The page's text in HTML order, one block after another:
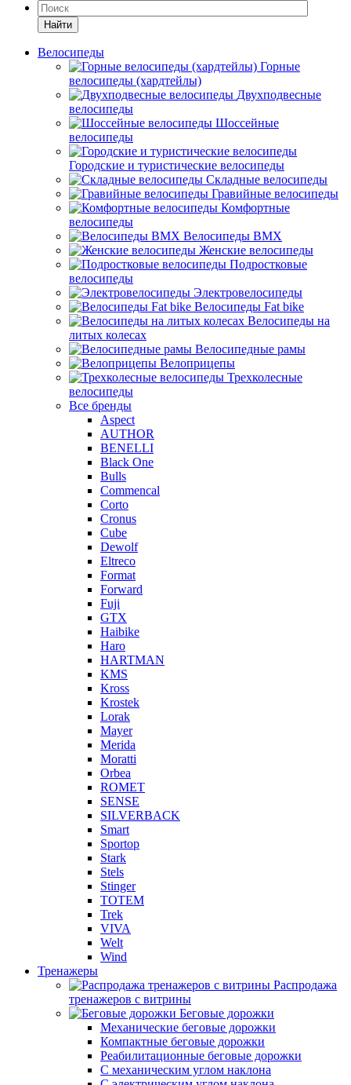
Найти
Велосипеды
Горные
велосипеды (хардтейлы)
Двухподвесные
велосипеды
Шоссейные
велосипеды
Городские и туристические велосипеды
Складные велосипеды
Гравийные велосипеды
Комфортные
велосипеды
Велосипеды BMX
Женские велосипеды
Подростковые
велосипеды
Электровелосипеды
Велосипеды Fat bike
Велосипеды на
литых колесах
Велосипедные рамы
Велоприцепы
Трехколесные
велосипеды
Все бренды
Aspect
AUTHOR
BENELLI
Black One
Bulls
Commencal
Corto
Cronus
Cube
Dewolf
Eltreco
Format
Forward
Fuji
GTX
Haibike
Haro
HARTMAN
KMS
Kross
Krostek
Lorak
Mayer
Merida
Moratti
Orbea
ROMET
SENSE
SILVERBACK
Smart
Sportop
Stark
Stels
Stinger
TOTEM
Trek
VIVA
Welt
Wind
Тренажеры
Распродажа
тренажеров с витрины
Беговые дорожки
Механические беговые дорожки
Компактные беговые дорожки
Реабилитационные беговые дорожки
С механическим углом наклона